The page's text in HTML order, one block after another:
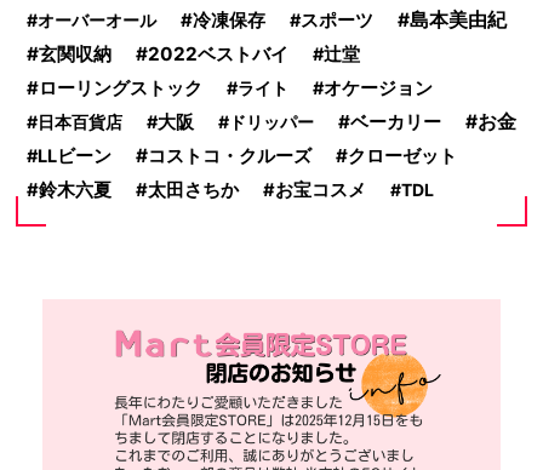
オーバーオール 冷凍保存 スポーツ
島本美由紀
玄関収納
2022ベストバイ
辻堂
ローリングストック
ライト オケージョン
日本百貨店 大阪 ドリッパー ベーカリー お金
LLビーン コストコ・クルーズ クローゼット
鈴木六夏 太田さちか お宝コスメ TDL